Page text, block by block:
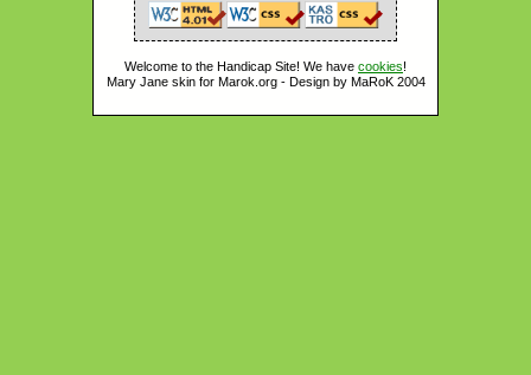
Welcome to the Handicap Site! We have cookies!
Mary Jane skin for Marok.org - Design by MaRoK 2004